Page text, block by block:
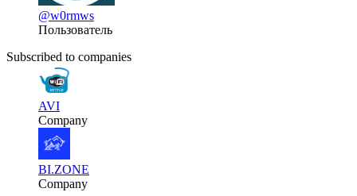
@w0rmws
Пользователь
Subscribed to companies
AVI
Company
BI.ZONE
Company